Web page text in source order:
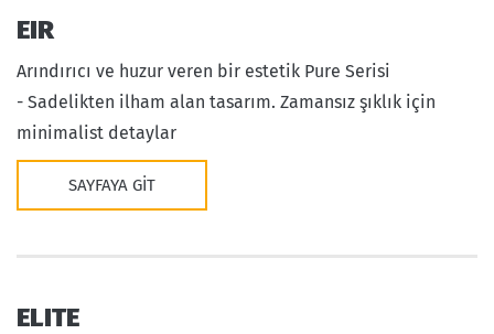
EIR
Arındırıcı ve huzur veren bir estetik Pure Serisi
- Sadelikten ilham alan tasarım. Zamansız şıklık için
minimalist detaylar
SAYFAYA GIT
ELITE